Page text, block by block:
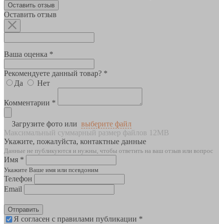
Оставить отзыв
Оставить отзыв
Ваша оценка *
Рекомендуете данный товар? *
Да
Нет
Комментарии *
Загрузите фото или выберите файл
Максимальный суммарный размер файлов 12MB
Укажите, пожалуйста, контактные данные
Данные не публикуются и нужны, чтобы ответить на ваш отзыв или вопрос
Имя *
Укажите Ваше имя или псевдоним
Телефон
Email
Отправить
Я согласен с правилами публикации *